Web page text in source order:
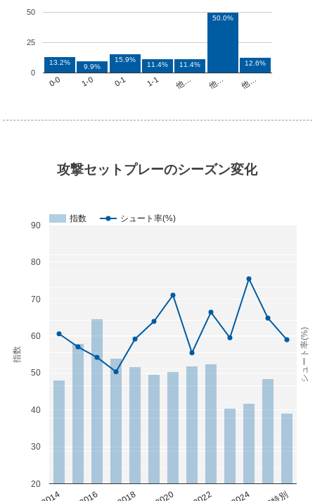
0-0 1-0 0-1 1-1 他… 他… 他…
0
25
50
13.2%
9.9%
15.9%
11.4% 11.4%
50.0%
12.6%
攻撃セットプレーのシーズン変化
指数 シュート率(%)
20
30
40
50
60
70
80
90
指数 シュート率(%)